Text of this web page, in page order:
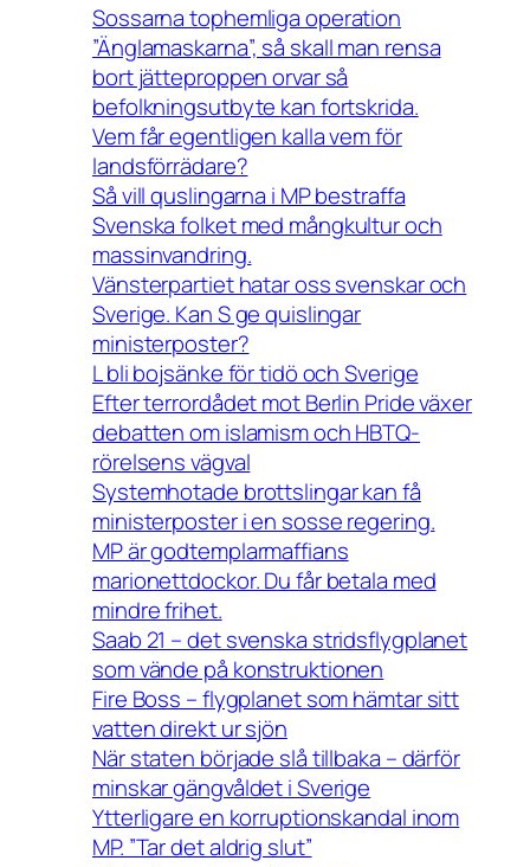
Sossarna tophemliga operation
”Änglamaskarna”, så skall man rensa
bort jätteproppen orvar så
befolkningsutbyte kan fortskrida.
Vem får egentligen kalla vem för
landsförrädare?
Så vill quslingarna i MP bestraffa
Svenska folket med mångkultur och
massinvandring.
Vänsterpartiet hatar oss svenskar och
Sverige. Kan S ge quislingar
ministerposter?
L bli bojsänke för tidö och Sverige
Efter terrordådet mot Berlin Pride växer
debatten om islamism och HBTQ-
rörelsens vägval
Systemhotade brottslingar kan få
ministerposter i en sosse regering.
MP är godtemplarmaffians
marionettdockor. Du får betala med
mindre frihet.
Saab 21 – det svenska stridsflygplanet
som vände på konstruktionen
Fire Boss – flygplanet som hämtar sitt
vatten direkt ur sjön
När staten började slå tillbaka – därför
minskar gängvåldet i Sverige
Ytterligare en korruptionskandal inom
MP. ”Tar det aldrig slut”